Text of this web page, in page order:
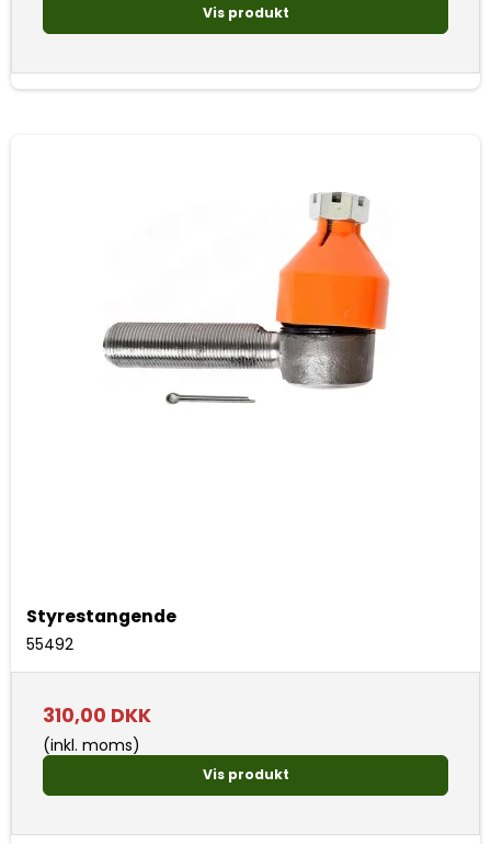
Vis produkt
Styrestangende
55492
310,00 DKK
(inkl. moms)
Vis produkt